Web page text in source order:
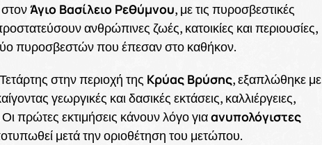
Άγιο Βασίλειο Ρεθύμνου, με τις πυροσβεστικές
ανθρώπινες ζωές, κατοικίες και περιουσίες,
πυροσβεστών που έπεσαν στο καθήκον.
στην περιοχή της Κρύας Βρύσης, εξαπλώθηκε με
γεωργικές και δασικές εκτάσεις, καλλιέργειες,
Οι πρώτες εκτιμήσεις κάνουν λόγο γιαανυπολόγιστες
μετά την οριοθέτηση του μετώπου.